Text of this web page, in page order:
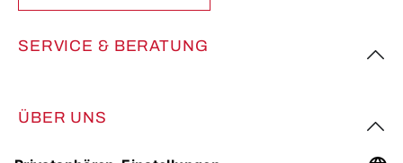
SERVICE & BERATUNG
ÜBER UNS